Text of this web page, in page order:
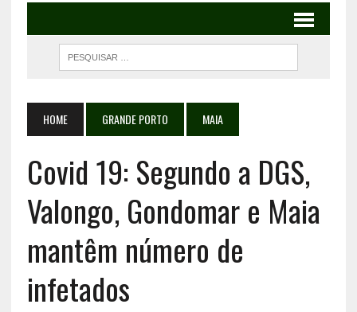
HOME GRANDE PORTO MAIA
Covid 19: Segundo a DGS,
Valongo, Gondomar e Maia
mantêm número de
infetados